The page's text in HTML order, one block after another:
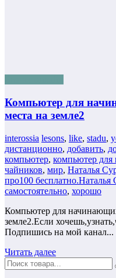
Компьютер для
места на земле2
interossia lesons, like, stadu,
дистанционно, добавить,
компьютер, компьютер
чайников, мир, Наталья
про100 бесплатно.Наталья
самостоятельно, хорошо
Компьютер для
земле2.Если
Подпишись на мой
Читать далее